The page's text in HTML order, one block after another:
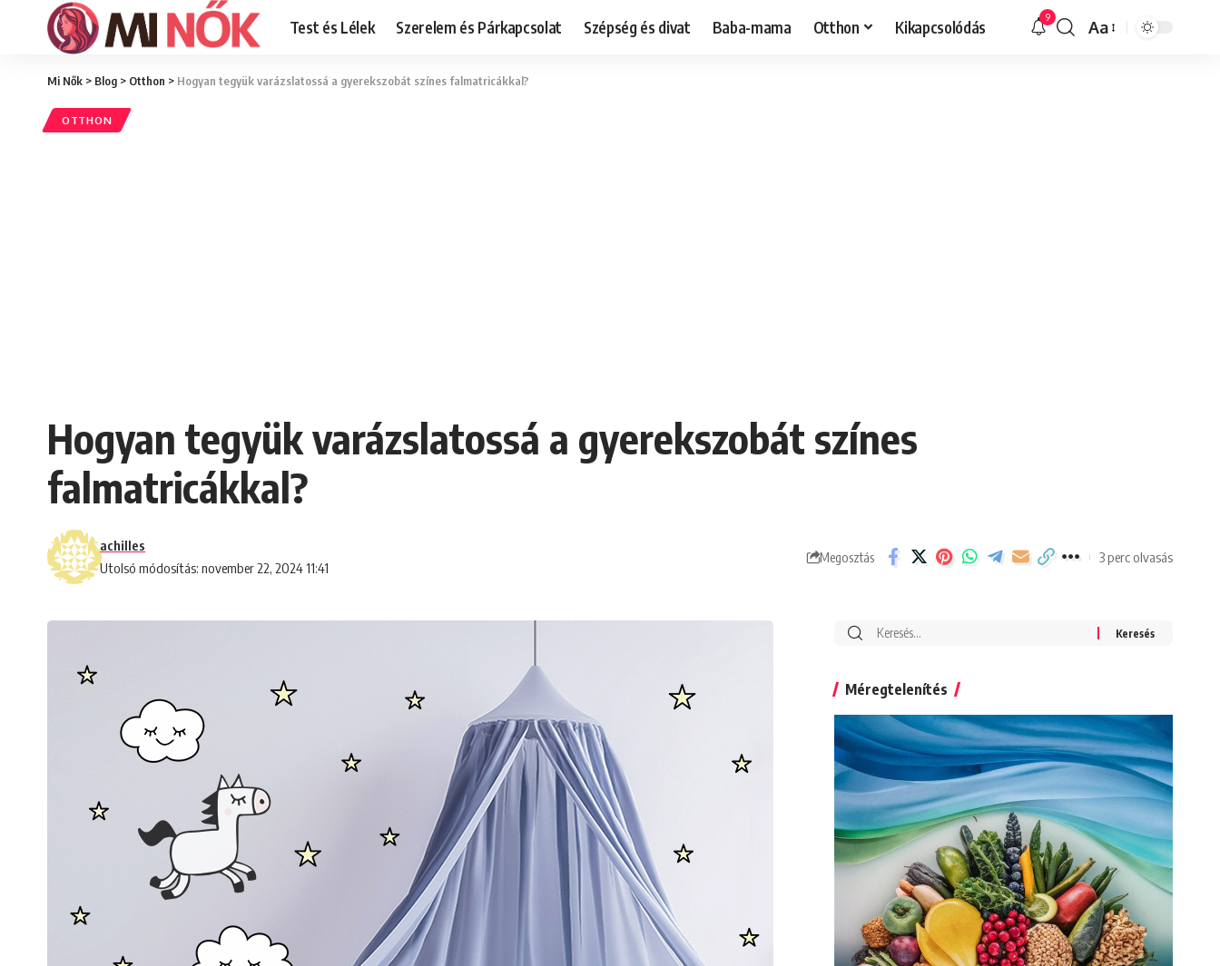
Test és Lélek Szerelem és Párkapcsolat Szépség és divat Baba-mama Otthon Kikapcsolódás 9
Font
Aa
Mi Nők > Blog > Otthon > Hogyan tegyük varázslatossá a gyerekszobát színes falmatricákkal?
OTTHON
Hogyan tegyük varázslatossá a gyerekszobát színes
falmatricákkal?
Utolsó módosítás: november 22, 2024 11:41
achilles
Megosztás 3 perc olvasás
Search
Méregtelenítés